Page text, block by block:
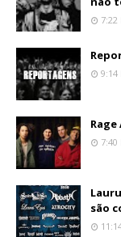
7:22
9:14
7:40
são